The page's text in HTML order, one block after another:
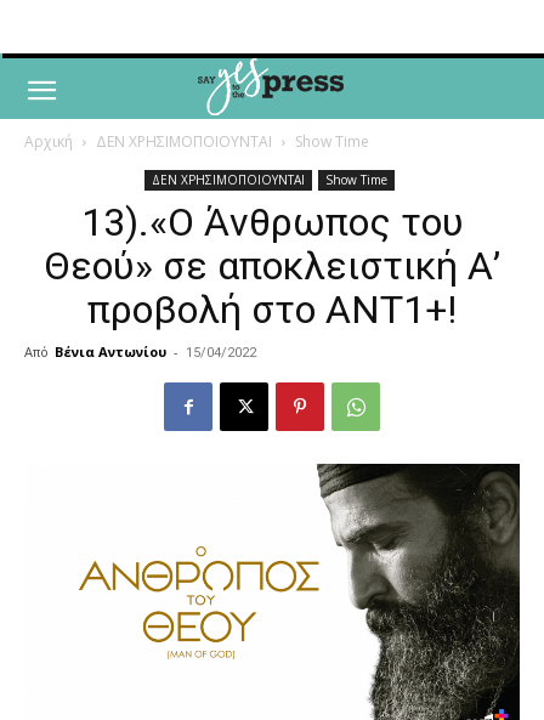
Αρχική ΔΕΝ ΧΡΗΣΙΜΟΠΟΙΟΥΝΤΑΙ Show Time
ΔΕΝ ΧΡΗΣΙΜΟΠΟΙΟΥΝΤΑΙ Show Time
13).«O Άνθρωπος του
Θεού» σε αποκλειστική Α’
προβολή στο ΑΝΤ1+!
Από Βένια Αντωνίου - 15/04/2022